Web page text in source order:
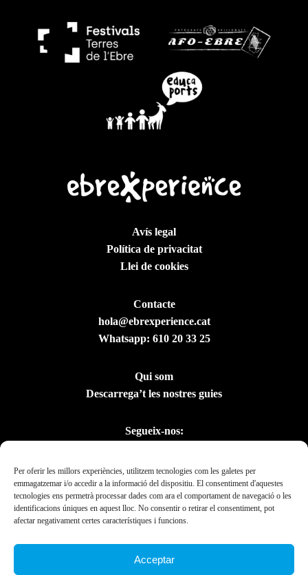
Per oferir les millors experiències, utilitzem tecnologies com les galetes per
emmagatzemar i/o accedir a la informació del dispositiu. El consentiment d'aquestes
tecnologies ens permetrà processar dades com ara el comportament de navegació o les
identificacions úniques en aquest lloc. No consentir o retirar el consentiment, pot
afectar negativament certes característiques i funcions.
Acceptar
Avís legal
Política de privacitat
Llei de cookies
Contacte
hola@ebrexperience.cat
Whatsapp: 610 20 33 25
Qui som
Descarrega’t les nostres guies
Segueix-nos: